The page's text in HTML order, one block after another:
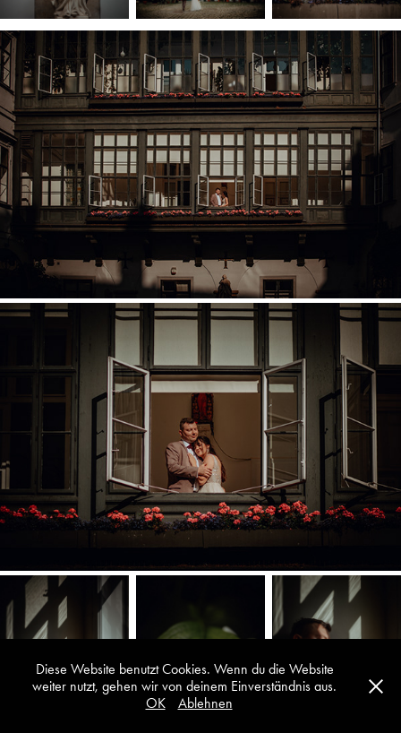
Diese Website benutzt Cookies. Wenn du die Website
weiter nutzt, gehen wir von deinem Einverständnis aus.
OK
Ablehnen